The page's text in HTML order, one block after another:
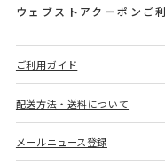
ウェブストアクーポンご
ご利用ガイド
配送方法・送料について
メールニュース登録